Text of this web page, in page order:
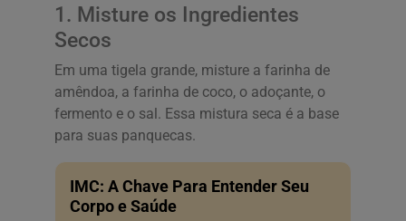
1. Misture os Ingredientes
Secos
Em uma tigela grande, misture a farinha de
amêndoa, a farinha de coco, o adoçante, o
fermento e o sal. Essa mistura seca é a base
para suas panquecas.
IMC: A Chave Para Entender Seu
Corpo e Saúde